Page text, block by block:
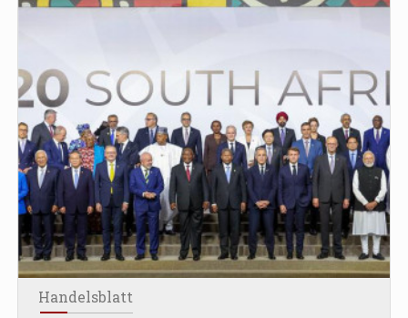
Handelsblatt